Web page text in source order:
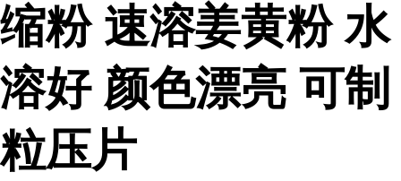
缩粉 速溶姜黄粉 水
溶好 颜色漂亮 可制
粒压片